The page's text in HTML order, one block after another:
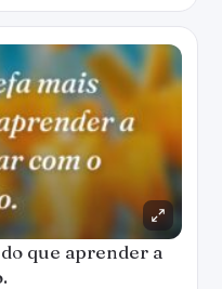
que aprender a